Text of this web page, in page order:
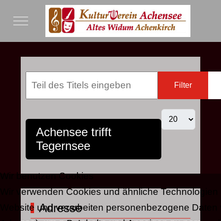
Mobile Menu Toggle
Filter
Achensee trifft
Tegernsee
Adresse
Wir benutzen Cookies
Wir verwenden Cookies und ähnliche
Website und verarbeiten personenbezogene Daten